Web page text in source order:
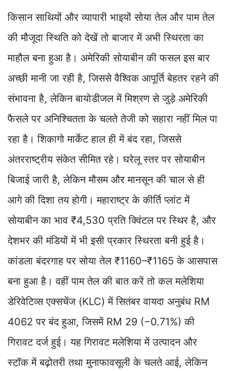
किसान साथियों और व्यापारी भाइयों सोया तेल और पाम तेल
की मौजूदा स्थिति को देखें तो बाजार में अभी स्थिरता का
माहौल बना हुआ है। अमेरिकी सोयाबीन की फसल इस बार
अच्छी मानी जा रही है, जिससे वैश्विक आपूर्ति बेहतर रहने की
संभावना है, लेकिन बायोडीजल में मिश्रण से जुड़े अमेरिकी
फैसले पर अनिश्चितता के चलते तेजी को सहारा नहीं मिल पा
रहा है। शिकागो मार्केट हाल ही में बंद रहा, जिससे
अंतरराष्ट्रीय संकेत सीमित रहे। घरेलू स्तर पर सोयाबीन
बिजाई जारी है, लेकिन मौसम और मानसून की चाल से ही
आगे की दिशा तय होगी। महाराष्ट्र के कीर्ति प्लांट में
सोयाबीन का भाव ₹4,530 प्रति क्विंटल पर स्थिर है, और
देशभर की मंडियों में भी इसी प्रकार स्थिरता बनी हुई है।
कांडला बंदरगाह पर सोया तेल ₹1160–₹1165 के आसपास
बना हुआ है। वहीं पाम तेल की बात करें तो कल मलेशिया
डेरिवेटिव्स एक्सचेंज (KLC) में सितंबर वायदा अनुबंध RM
4062 पर बंद हुआ, जिसमें RM 29 (−0.71%) की
गिरावट दर्ज हुई। यह गिरावट मलेशिया में उत्पादन और
स्टॉक में बढ़ोतरी तथा मुनाफावसूली के चलते आई, लेकिन